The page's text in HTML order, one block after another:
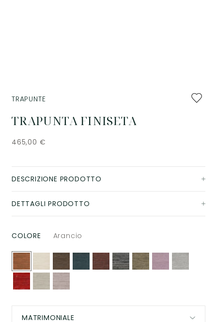
TRAPUNTA FINISETA
TRAPUNTE
465,00 €
DESCRIZIONE PRODOTTO
DETTAGLI PRODOTTO
COLORE Arancio
MATRIMONIALE